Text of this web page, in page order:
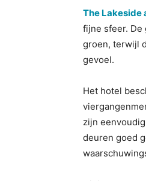
The Lakeside
fijne sfeer. De
groen, terwijl
gevoel.
Het hotel
zijn
deuren goed